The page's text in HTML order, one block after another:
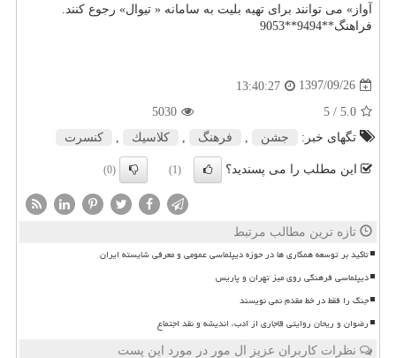
آواز» می توانند برای تهیه بلیت به سامانه « تیوال» رجوع كنند.
فراهنگ**9494**9053
1397/09/26
13:40:27
5.0
/ 5
5030
تگهای خبر:
جشن فرهنگ كلاسیك كنسرت
این مطلب را می پسندید؟ (1)
(0)
تازه ترین مطالب مرتبط
تاکید بر توسعه همکاری ها در حوزه دیپلماسی عمومی و معرفی شایسته ایران
دیپلماسی فرهنگی روی میز تهران و پاریس
جنگ را فقط در خط مقدم نمی نویسند
رضوان و ریحان روایتی قاجاری از ادب، اندیشه و نقد اجتماع
نظرات کاربران عزیز ال مور در مورد این پست